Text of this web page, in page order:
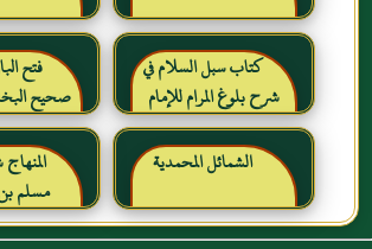
كتاب سبل السلام في
شرح بلوغ المرام للإمام
الصنعاني رحمه الله
فتح
صحيح
ابن حجر
الشمائل المحمدية
مسلم